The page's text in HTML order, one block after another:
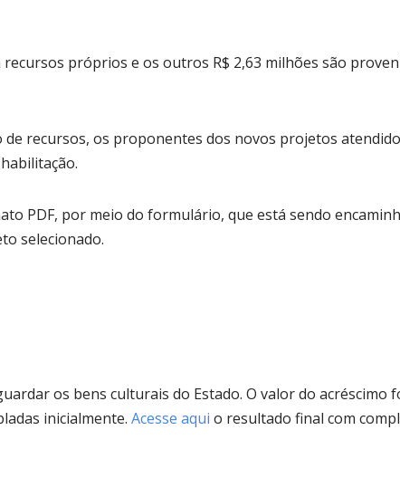
próprios e os outros R$ 2,63 milhões são
recursos, os proponentes dos novos projetos
PDF, por meio do formulário, que está sendo
selecionado.
os bens culturais do Estado. O valor do acréscimo
inicialmente. Acesse aqui o resultado final com